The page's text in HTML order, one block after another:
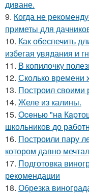
диване.
9. Когда не
приметы для
10. Как обеспечить
избегая увядания и
11. В копилочку
12. Сколько времени
13. Построил своими
14. Желе из калины.
15. Oceнью "нa
школьников до
16. Построили пару
котором давно
17. Подготовка
рекомендации
18. Обрезка